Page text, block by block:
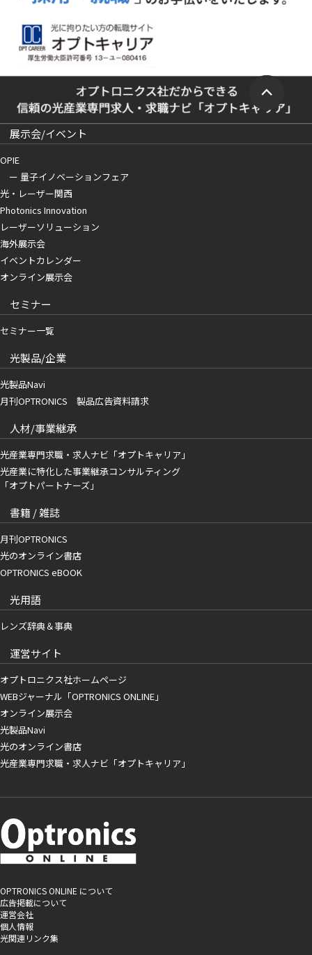
展示会/イベント
OPIE
ー 量子イノベーションフェア
光・レーザー関西
Photonics Innovation
レーザーソリューション
海外展示会
イベントカレンダー
オンライン展示会
セミナー
セミナー一覧
光製品/企業
光製品Navi
月刊OPTRONICS 製品広告資料請求
人材/事業継承
光産業専門求職・求人ナビ「オプトキャリア」
光産業に特化した事業継承コンサルティング
「オプトパートナーズ」
書籍 / 雑誌
月刊OPTRONICS
光のオンライン書店
OPTRONICS eBOOK
光用語
レンズ辞典＆事典
運営サイト
オプトロニクス社ホームページ
WEBジャーナル「OPTRONICS ONLINE」
オンライン展示会
光製品Navi
光のオンライン書店
光産業専門求職・求人ナビ「オプトキャリア」
OPTRONICS ONLINE について
広告掲載について
運営会社
個人情報
光関連リンク集